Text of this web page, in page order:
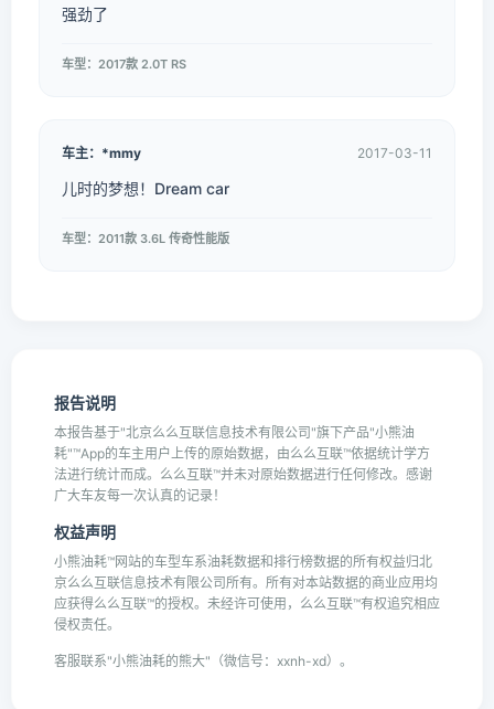
强劲了
车型：2017款 2.0T RS
车主：*mmy 2017-03-11
儿时的梦想！Dream car
车型：2011款 3.6L 传奇性能版
报告说明
本报告基于"北京么么互联信息技术有限公司"旗下产品"小熊油
耗"™App的车主用户上传的原始数据，由么么互联™依据统计学方
法进行统计而成。么么互联™并未对原始数据进行任何修改。感谢
广大车友每一次认真的记录！
权益声明
小熊油耗™网站的车型车系油耗数据和排行榜数据的所有权益归北
京么么互联信息技术有限公司所有。所有对本站数据的商业应用均
应获得么么互联™的授权。未经许可使用，么么互联™有权追究相应
侵权责任。
客服联系"小熊油耗的熊大"（微信号：xxnh-xd）。